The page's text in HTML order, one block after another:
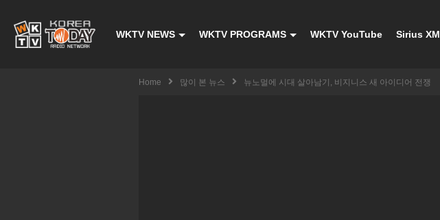
WKTV NEWS WKTV PROGRAMS WKTV YouTube Sirius XM
Home 많이 본 뉴스 뉴노멀에 시대 살아남기, 비지니스 새 아이디어 전쟁